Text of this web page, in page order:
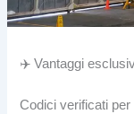
✈️ Vantaggi
Codici verificati